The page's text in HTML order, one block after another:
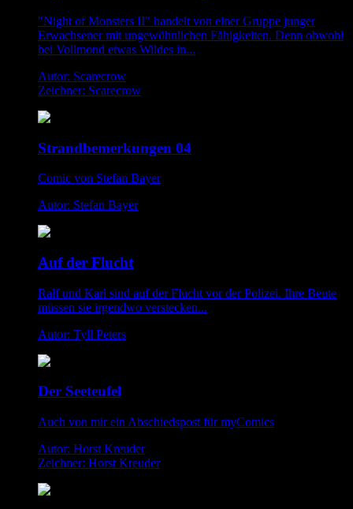
"Night of Monsters II" handelt von einer Gruppe junger
Erwachsener mit ungewöhnlichen Fähigkeiten. Denn obwohl
bei Vollmond etwas Wildes in...
Autor: Scarecrow
Zeichner: Scarecrow
Strandbemerkungen 04
Comic von Stefan Bayer
Autor: Stefan Bayer
Auf der Flucht
Ralf und Karl sind auf der Flucht vor der Polizei. Ihre Beute
müssen sie irgendwo verstecken...
Autor: Tyll Peters
Der Seeteufel
Auch von mir ein Abschiedspost für myComics
Autor: Horst Kreuder
Zeichner: Horst Kreuder